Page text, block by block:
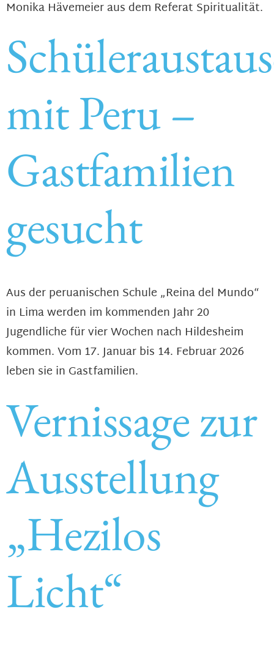
Monika Hävemeier aus dem Referat Spiritualität.
mit Peru –
Gastfamilien
gesucht
Aus der peruanischen Schule „Reina del Mundo“
in Lima werden im kommenden Jahr 20
Jugendliche für vier Wochen nach Hildesheim
kommen. Vom 17. Januar bis 14. Februar 2026
leben sie in Gastfamilien.
Vernissage zur
Ausstellung
„Hezilos
Licht“